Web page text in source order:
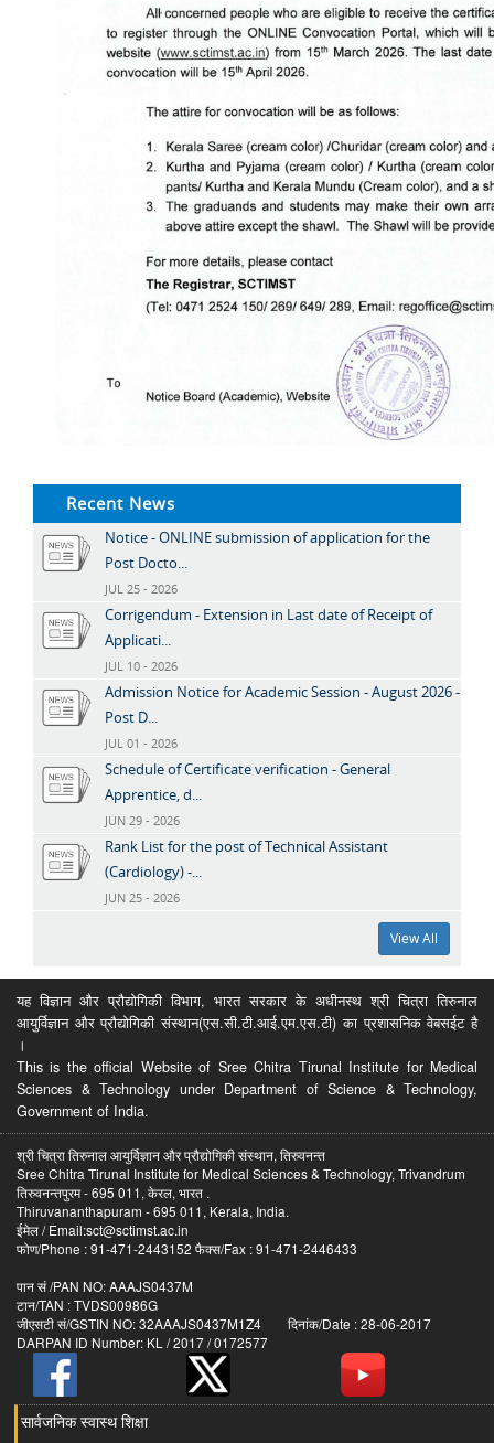
Recent News
Notice - ONLINE submission of application for the
Post Docto...
JUL 25 - 2026
Corrigendum - Extension in Last date of Receipt of
Applicati...
JUL 10 - 2026
Admission Notice for Academic Session - August 2026 -
Post D...
JUL 01 - 2026
Schedule of Certificate verification - General
Apprentice, d...
JUN 29 - 2026
Rank List for the post of Technical Assistant
(Cardiology) -...
JUN 25 - 2026
View All
यह विज्ञान और प्रौद्योगिकी विभाग, भारत सरकार के अधीनस्थ श्री चित्रा तिरुनाल
आयुर्विज्ञान और प्रौद्योगिकी संस्थान(एस.सी.टी.आई.एम.एस.टी) का प्रशासनिक वेबसईट है
।
This is the official Website of Sree Chitra Tirunal Institute for Medical
Sciences & Technology under Department of Science & Technology,
Government of India.
श्री चित्रा तिरुनाल आयुर्विज्ञान और प्रौद्योगिकी संस्थान, तिरुवनन्त
Sree Chitra Tirunal Institute for Medical Sciences & Technology, Trivandrum
तिरुवनन्तपुरम - 695 011, केरल, भारत .
Thiruvananthapuram - 695 011, Kerala, India.
ईमेल / Email:sct@sctimst.ac.in
फोण/Phone : 91-471-2443152 फैक्स/Fax : 91-471-2446433
पान सं /PAN NO: AAAJS0437M
टान/TAN : TVDS00986G
जीएसटी सं/GSTIN NO: 32AAAJS0437M1Z4 दिनांक/Date : 28-06-2017
DARPAN ID Number: KL / 2017 / 0172577
सार्वजनिक स्वास्थ शिक्षा